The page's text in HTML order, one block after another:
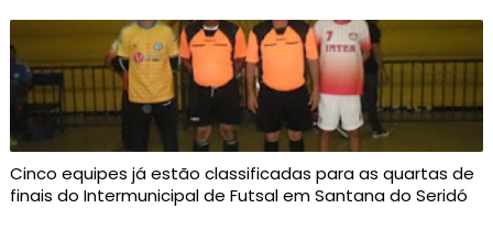
Cinco equipes já estão classificadas para as quartas de
finais do Intermunicipal de Futsal em Santana do Seridó